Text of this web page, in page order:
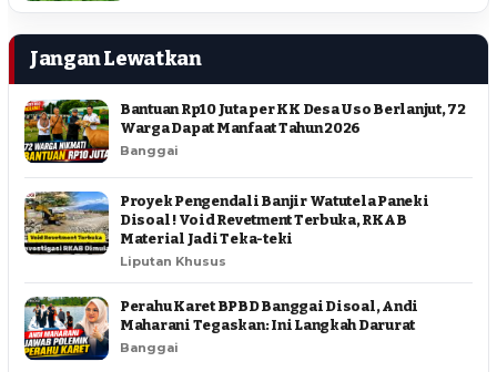
Jangan Lewatkan
Bantuan Rp10 Juta per KK Desa Uso Berlanjut, 72
Warga Dapat Manfaat Tahun 2026
Banggai
Proyek Pengendali Banjir Watutela Paneki
Disoal ! Void Revetment Terbuka, RKAB
Material Jadi Teka-teki
Liputan Khusus
Perahu Karet BPBD Banggai Disoal, Andi
Maharani Tegaskan: Ini Langkah Darurat
Banggai